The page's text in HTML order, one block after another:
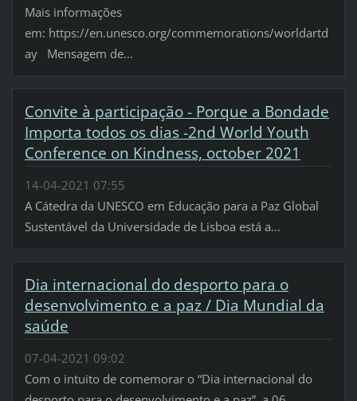
Mais informações
em: https://en.unesco.org/commemorations/worldartd
ay Mensagem de...
Convite à participação - Porque a Bondade
Importa todos os dias -2nd World Youth
Conference on Kindness, october 2021
14-04-2021 07:55
A Cátedra da UNESCO em Educação para a Paz Global
Sustentável da Universidade de Lisboa está a...
Dia internacional do desporto para o
desenvolvimento e a paz / Dia Mundial da
saúde
07-04-2021 09:02
Com o intuito de comemorar o “Dia internacional do